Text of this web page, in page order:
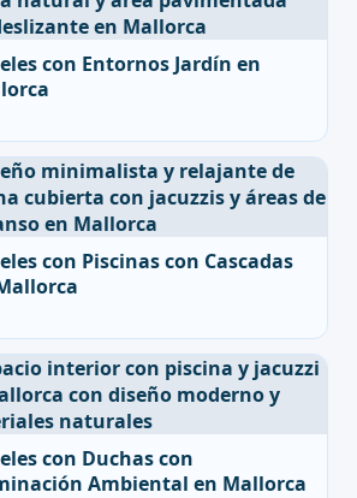
con Entornos Jardín en
con Piscinas con Cascadas
con Duchas con
Ambiental en Mallorca